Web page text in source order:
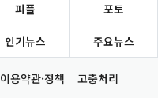
피플 포토
인기뉴스 주요뉴스
이용약관·정책 고충처리